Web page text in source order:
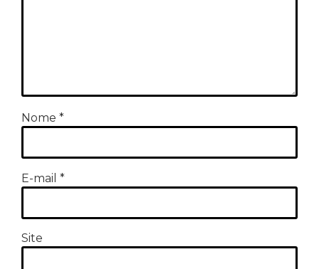
Nome *
E-mail *
Site